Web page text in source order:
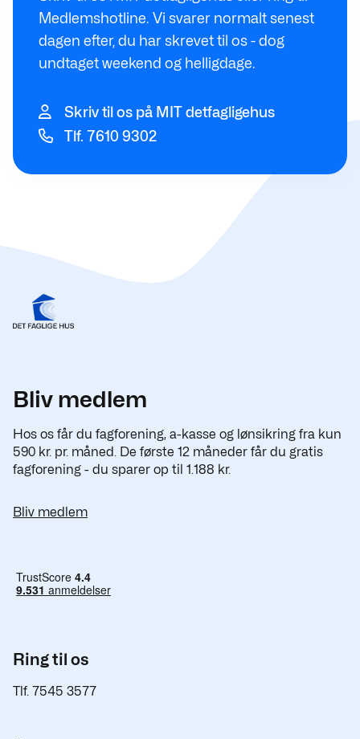
Medlemshotline. Vi svarer normalt senest
dagen efter, du har skrevet til os - dog
undtaget weekend og helligdage.
Skriv til os på MIT detfagligehus
Tlf. 7610 9302
Bliv medlem
Hos os får du fagforening, a-kasse og lønsikring fra kun
590 kr. pr. måned. De første 12 måneder får du gratis
fagforening - du sparer op til 1.188 kr.
Bliv medlem
Ring til os
Tlf. 7545 3577